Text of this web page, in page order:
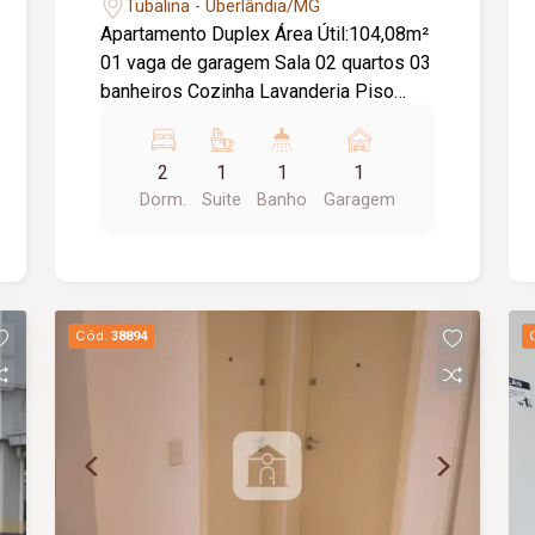
Tubalina - Uberlândia/MG
Apartamento Duplex Área Útil:104,08m²
01 vaga de garagem Sala 02 quartos 03
banheiros Cozinha Lavanderia Piso
Cond Aprox: 251,00 + 25,10 de fundo
de reserva / Tem taxa de mudança
2
Dorm.
1
Suite
1
Banho
1
Garagem
Cód. 38894